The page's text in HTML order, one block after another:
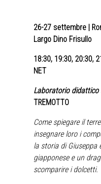
26-27 settembre |
Largo Dino Frisullo
18:30, 19:30, 20:30,
NET
Laboratorio didattico
TREMOTTO
Come spiegare il
insegnare loro i
la storia di Giuseppa
giapponese e un
scomparire i dolcetti.